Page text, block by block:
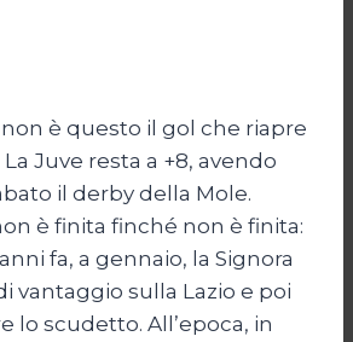
è questo il gol che riapre
Juve resta a +8, avendo
il derby della Mole.
è finita finché non è finita:
fa, a gennaio, la Signora
vantaggio sulla Lazio e poi
lo scudetto. All’epoca, in